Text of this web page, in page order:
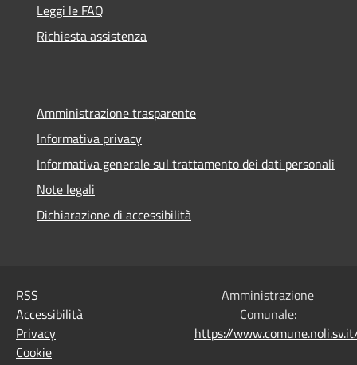
Leggi le FAQ
Richiesta assistenza
Amministrazione trasparente
Informativa privacy
Informativa generale sul trattamento dei dati personali
Note legali
Dichiarazione di accessibilità
RSS
Accessibilità
Privacy
Cookie
Amministrazione
Comunale:
https://